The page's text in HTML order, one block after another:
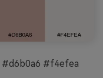
#d6b0a6 #f4efea